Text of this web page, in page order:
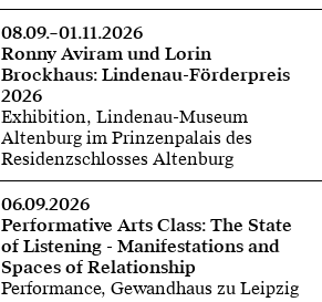
08.09.–01.11.2026
Ronny Aviram und Lorin
Brockhaus: Lindenau-Förderpreis
2026
Exhibition, Lindenau-Museum
Altenburg im Prinzenpalais des
Residenzschlosses Altenburg
06.09.2026
Performative Arts Class: The State
of Listening - Manifestations and
Spaces of Relationship
Performance, Gewandhaus zu Leipzig